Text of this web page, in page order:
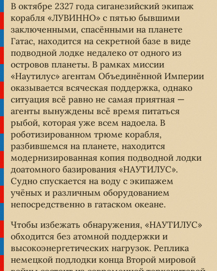
В октябре 2327 года сиганезийский экипаж
корабля «ЛУВИННО» с пятью бывшими
заключенными, спасёнными на планете
Гатас, находится на секретной базе в виде
подводной лодке недалеко от одного из
островов планеты. В рамках миссии
«Наутилус» агентам Объединённой Империи
оказывается всяческая поддержка, однако
ситуация всё равно не самая приятная —
агенты вынуждены всё время питаться
рыбой, которая уже всем надоела. В
роботизированном трюме корабля,
разбившемся на планете, находится
модернизированная копия подводной лодки
доатомного базирования «НАУТИЛУС».
Судно спускается на воду с экипажем
учёных и различным оборудованием
непосредственно в гатаском океане.
Чтобы избежать обнаружения, «НАУТИЛУС»
обходится без атомной поддержки и
высокоэнергетических нагрузок. Реплика
немецкой подлодки конца Второй мировой